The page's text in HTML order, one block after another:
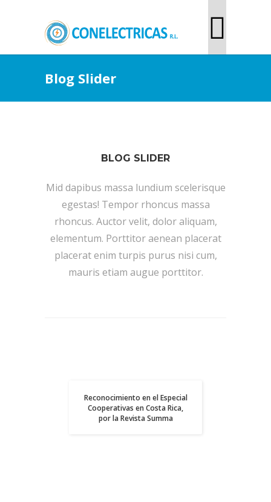
Blog Slider
BLOG SLIDER
Mid dapibus massa lundium scelerisque
egestas! Tempor rhoncus massa
rhoncus. Auctor velit, dolor aliquam,
elementum. Porttitor aenean placerat
placerat enim turpis purus nisi cum,
mauris etiam augue porttitor.
Reconocimiento en el Especial
Cooperativas en Costa Rica,
por la Revista Summa